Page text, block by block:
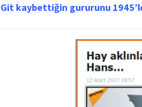
Git kaybettiğin gururunu